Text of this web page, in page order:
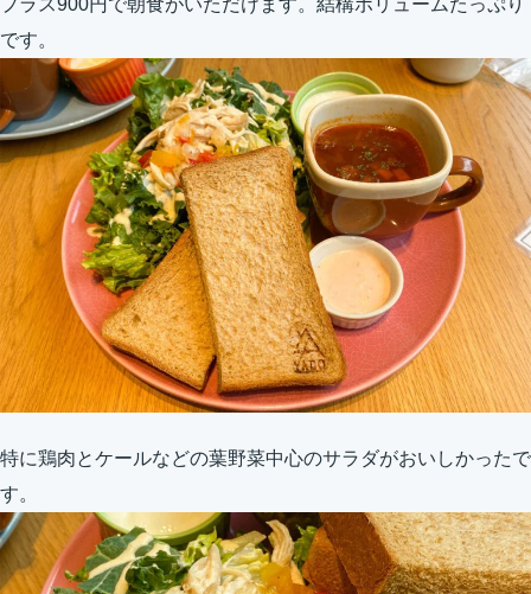
プラス900円で朝食がいただけます。結構ボリュームたっぷり
です。
特に鶏肉とケールなどの葉野菜中心のサラダがおいしかったで
す。